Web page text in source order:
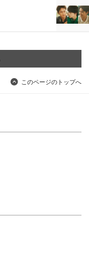
このページのトップへ